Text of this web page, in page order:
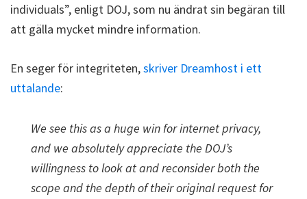
individuals”, enligt DOJ, som nu ändrat sin begäran till
att gälla mycket mindre information.
En seger för integriteten,skriver Dreamhost i ett
uttalande:
We see this as a huge win for internet privacy,
and we absolutely appreciate the DOJ’s
willingness to look at and reconsider both the
scope and the depth of their original request for